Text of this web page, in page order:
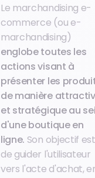
Le marchandising e-
commerce (ou e-
marchandising)
englobe toutes les
actions visant à
présenter les
de manière
et stratégique au
d'une boutique en
ligne. Son objectif est
de guider l'utilisateur
vers l'acte d'achat,